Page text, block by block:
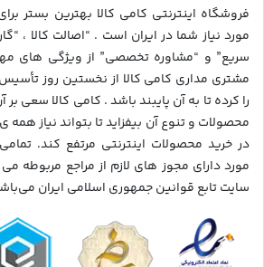
فروشگاه اینترنتی کامی کالا بهترین بستر
مورد نیاز شما در ایران است . “اصالت کالا ،
سریع” و “مشاوره تخصصی” از ویژگی های
مشتری مداری کامی کالا از نخستین روز
را کرده تا به آن پایبند باشد . کامی کالا سعی بر
محصولات و تنوع آن بیفزاید تا بتواند نیاز همه
در خرید محصولات اینترنتی مرتفع کند.
مورد دارای مجوز های لازم از مراجع مربوطه
سایت تابع قوانین جمهوری اسلامی ایران